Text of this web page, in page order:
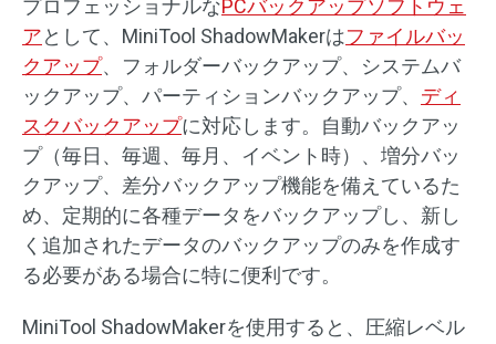
プロフェッショナルなPCバックアップソフトウェ
アとして、MiniTool ShadowMakerはファイルバッ
クアップ、フォルダーバックアップ、システムバ
ックアップ、パーティションバックアップ、 ディ
スクバックアップに対応します。自動バックアッ
プ（毎日、毎週、毎月、イベント時）、増分バッ
クアップ、差分バックアップ機能を備えているた
め、定期的に各種データをバックアップし、新し
く追加されたデータのバックアップのみを作成す
る必要がある場合に特に便利です。
MiniTool ShadowMakerを使用すると、圧縮レベル